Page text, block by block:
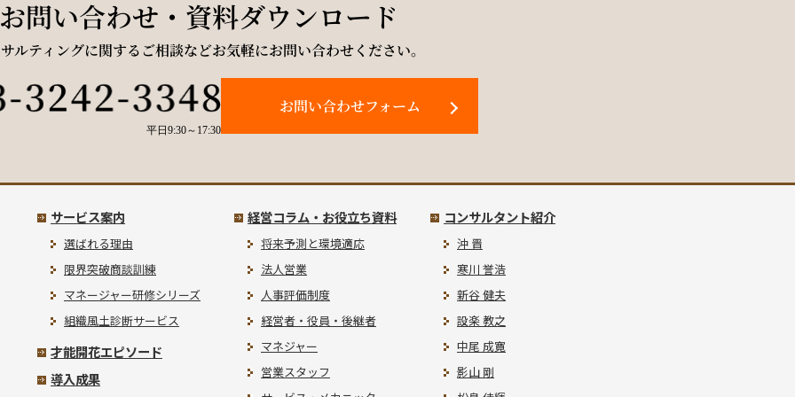
お問い合わせ・資料ダウンロード
ルティングに関するご相談などお気軽にお問い合わせください。
平日9:30～17:30
お問い合わせフォーム
サービス案内
選ばれる理由
限界突破商談訓練
マネージャー研修シリーズ
組織風土診断サービス
才能開花エピソード
導入成果
経営コラム・お役立ち資料
将来予測と環境適応
法人営業
人事評価制度
経営者・役員・後継者
マネジャー
営業スタッフ
コンサルタント紹介
沖 晋
寒川 誉浩
新谷 健夫
設楽 教之
中尾 成寛
影山 剛